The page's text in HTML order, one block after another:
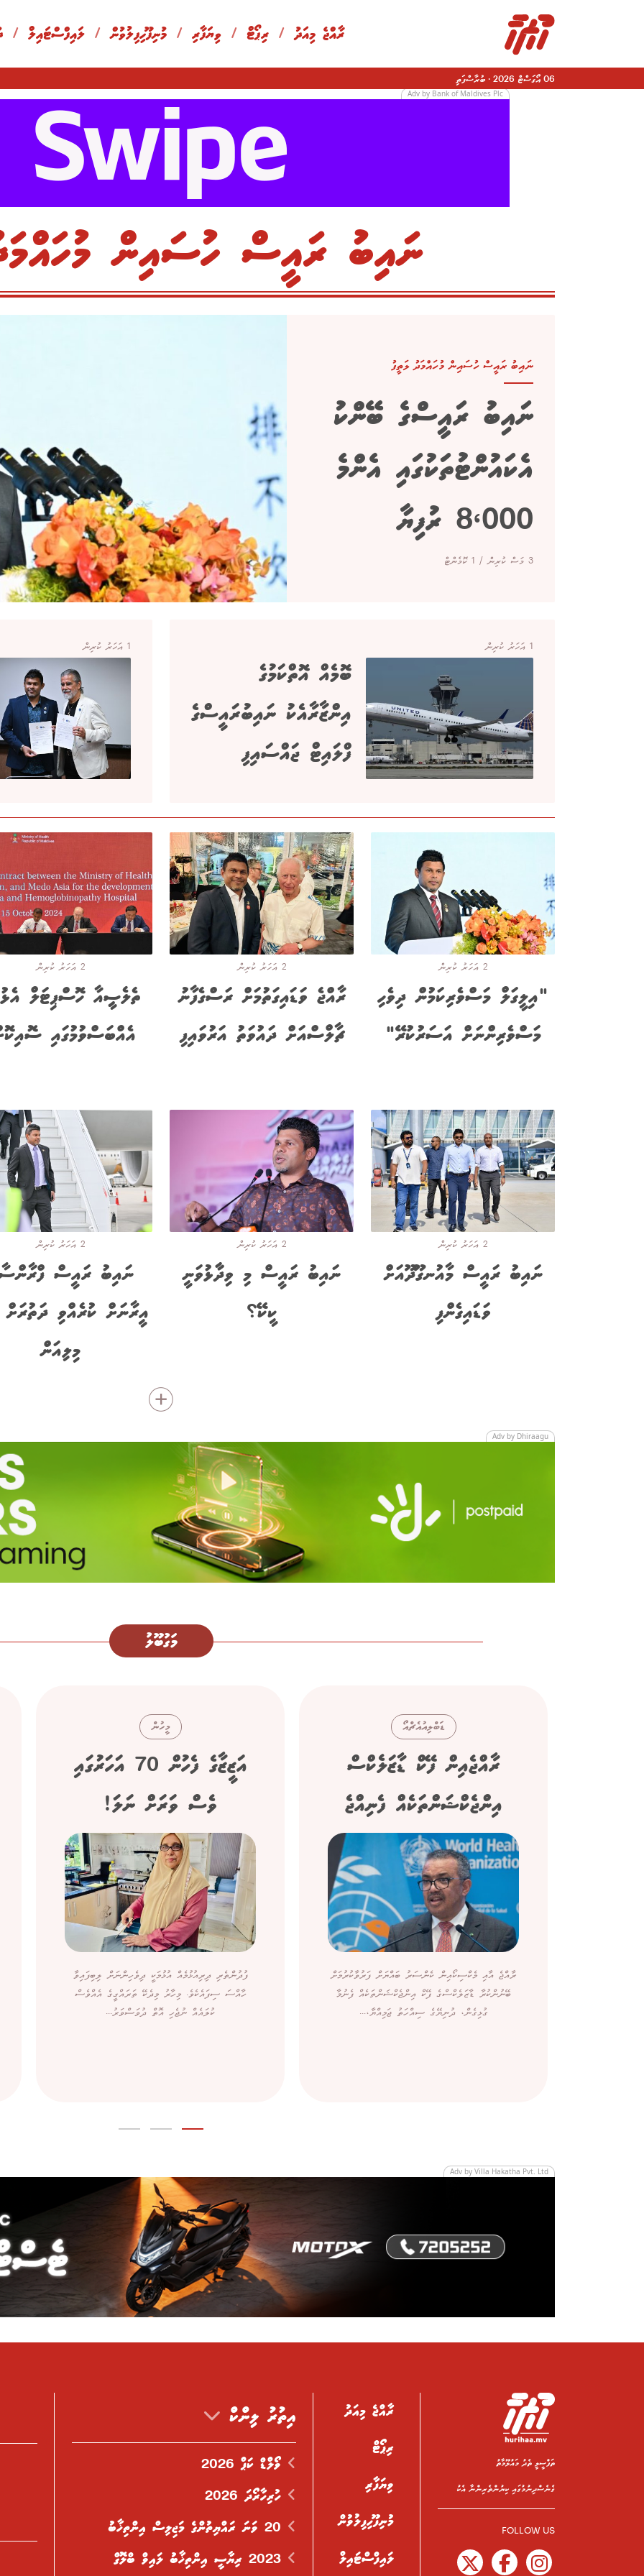
ރާއްޖެ މިއަދު / ރިޕޯޓް / ވިޔަފާރި / މުނިފޫހިފިލުވުން / ލައިފްސްޓައިލް /
06 އޯގަސްޓް 2026 · ބުރާސްފަތި
Adv by Bank of Maldives Plc
ނައިބު ރައީސް ހުސައިން
ނައިބު ރައީސް ހުސައިން މުހައްމަދު ލަތީފު
ނައިބު ރައީސްގެ ބޭންކު
އެކައުންޓުތަކުގައި އެންމެ
8،000 ރުފިޔާ
3 މަސް ކުރިން / 1 ކޮމެންޓް
1 އަހަރު ކުރިން
ބޮމެއް އޮތްކަމުގެ
އިންޒާރާއެކު ނައިބުރައީސްގެ
ފްލައިޓް ޖައްސައިފި
1 އަހަރު ކުރިން
2 އަހަރު ކުރިން
"އިލީގަލް މަސްވެރިކަމުން ދިވެހި
މަސްވެރިންނަށް އަސަރުކުރޭ"
2 އަހަރު ކުރިން
ރާއްޖެ ވަޑައިގަތުމަށް ރަސްގެފާނު
ޗާލްސްއަށް ދައުވަތު އަރުވައިފި
2 އަހަރު ކުރިން
ތެލެސީިއާ ހޮސްޕިޓަލް
އެއްބަސްވުމުގައި
2 އަހަރު ކުރިން
ނައިބު ރައީސް މާއުނގޫދޫއަށް
ވަޑައިގެންފި
2 އަހަރު ކުރިން
ނައިބު ރައީސް މި ވިދާާޅުވަނީ
ކީކޭ؟
2 އަހަރު ކުރިން
ނައިބު ރައީސް
މިލިއަން
Adv by Dhiraagu
މަގުބޫލު
ޑަބްލިއުއެޗްއޯ
ރާއްޖެއިން ފޭކް ޑާޒަލެކްސް
އިންޖެކްޝަންތަކެއް ފެނިއްޖެ
ރާއްޖެ އާއި މެކްސިކޯއިން ކެންސަރު ބައްޔަށް ފަރުވާކުރުމަށް
ބޭނުންކުރާ ޑާޒަލެކްސްގެ ފޭކް އިންޖެކްޝަންތަކެއް ފެނުމާ
ގުޅިގެން، ދުނިޔޭގެ ސިއްހަތު ޖަމިއްޔާ،...
މީހުން
އަޒީޒާގެ ފެހުން 70 އަހަރުގައި
ވެސް ވަރަށް ނަލަ!
ފުދުންތެރި ދިރިއުޅުމެއް އުޅުމަކީ ދިވެހިންނަށް ލިބިފައިވާ
ހާއްސަ ސިފައެކެވެ. މިހާރު މިދެކޭ ތަރައްގީގެ އެއްވެސް
ކުލައެއް ނުޖެހި އޮތް ދުވަސްވަރު...
Adv by Villa Hakatha Pvt. Ltd
ތަފްސީލީ ތެދު މައުލޫމާތު
ގެނެސްދިނުމުގައި ކިޔުންތެރިންނާ އެކު
FOLLOW US
ރާއްޖެ މިއަދު
ރިޕޯޓް
ވިޔަފާރި
މުނިފޫހިފިލުވުން
ލައިފްސްޓައިލް
އިތުރު ލިންކް
ވޯލްޑް ކަޕް 2026
ހުރިހާރޯދަ 2026